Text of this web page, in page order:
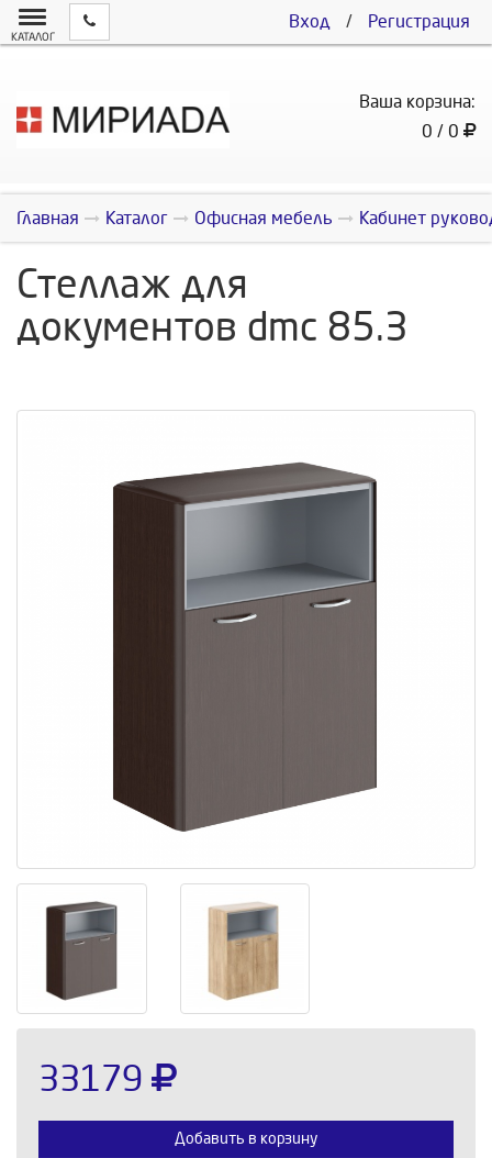
Вход / Регистрация
КАТАЛОГ
Ваша корзина:
0 / 0
Главная Каталог Офисная мебель Кабинет
Стеллаж для
документов dmc 85.3
33179
Добавить в корзину